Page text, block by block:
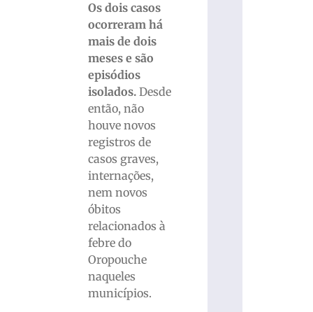
Os dois casos
ocorreram há
mais de dois
meses e são
episódios
isolados.Desde
então, não
houve novos
registros de
casos graves,
internações,
nem novos
óbitos
relacionados à
febre do
Oropouche
naqueles
municípios.